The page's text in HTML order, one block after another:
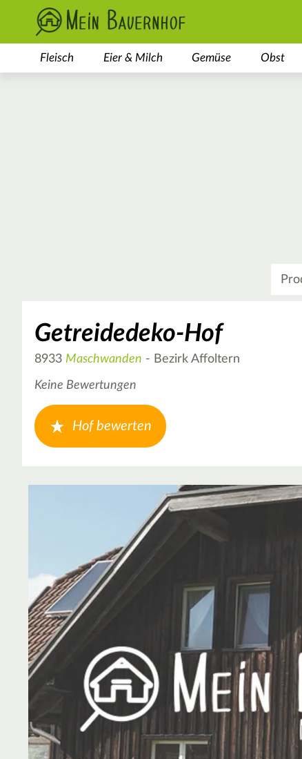
Fleisch Eier & Milch Gemüse Obst
Getreidedeko-Hof
8933 Maschwanden - Bezirk Affoltern
Keine Bewertungen
Hof bewerten